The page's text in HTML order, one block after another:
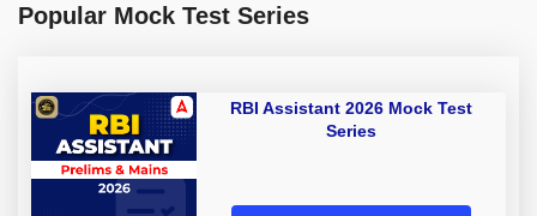
Popular Mock Test Series
RBI Assistant 2026 Mock Test
Series